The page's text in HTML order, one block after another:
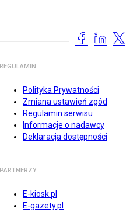
REGULAMIN
Polityka Prywatności
Zmiana ustawień zgód
Regulamin serwisu
Informacje o nadawcy
Deklaracja dostępności
PARTNERZY
E-kiosk.pl
E-gazety.pl